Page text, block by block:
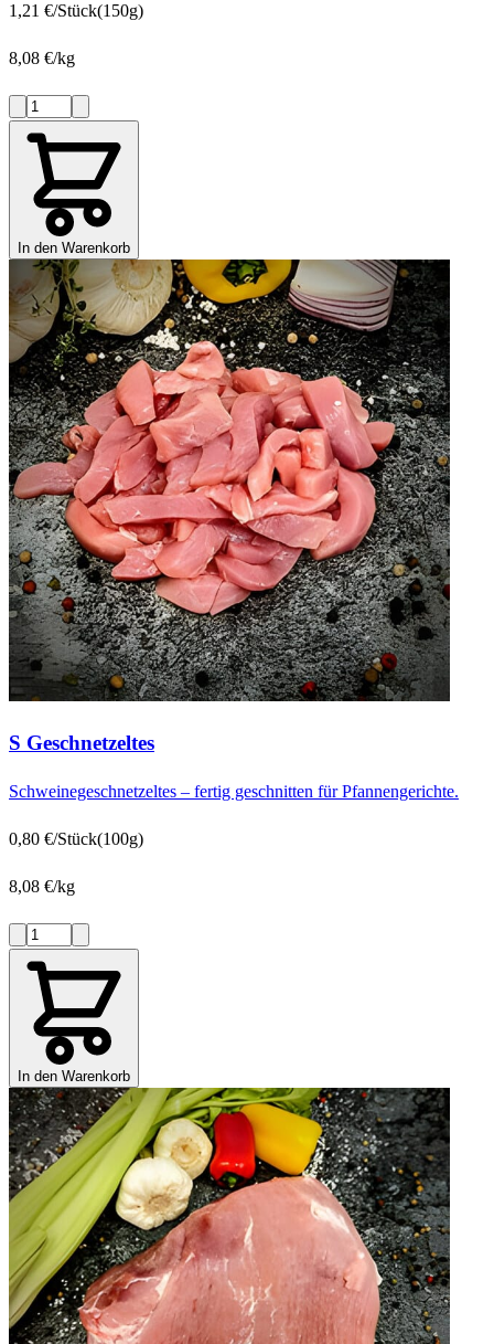
1,21 €/Stück(150g)
8,08 €/kg
In den Warenkorb
S Geschnetzeltes
Schweinegeschnetzeltes – fertig geschnitten für Pfannengerichte.
0,80 €/Stück(100g)
8,08 €/kg
In den Warenkorb